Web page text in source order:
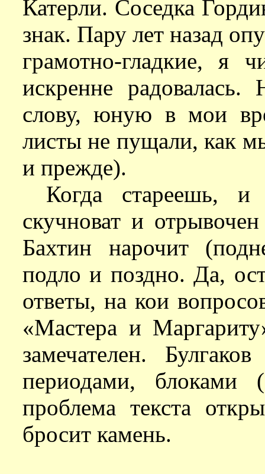
Катерли. Соседка
знак. Пару лет назад
грамотно-гладкие, я
искренне
слову, юную в мои
листы не пущали, как
и прежде).
Когда стареешь, и
скучноват и
Бахтин нарочит
подло и поздно. Да,
ответы, на кои
«Мастера и
замечателен.
периодами, блоками
проблема текста
бросит камень.